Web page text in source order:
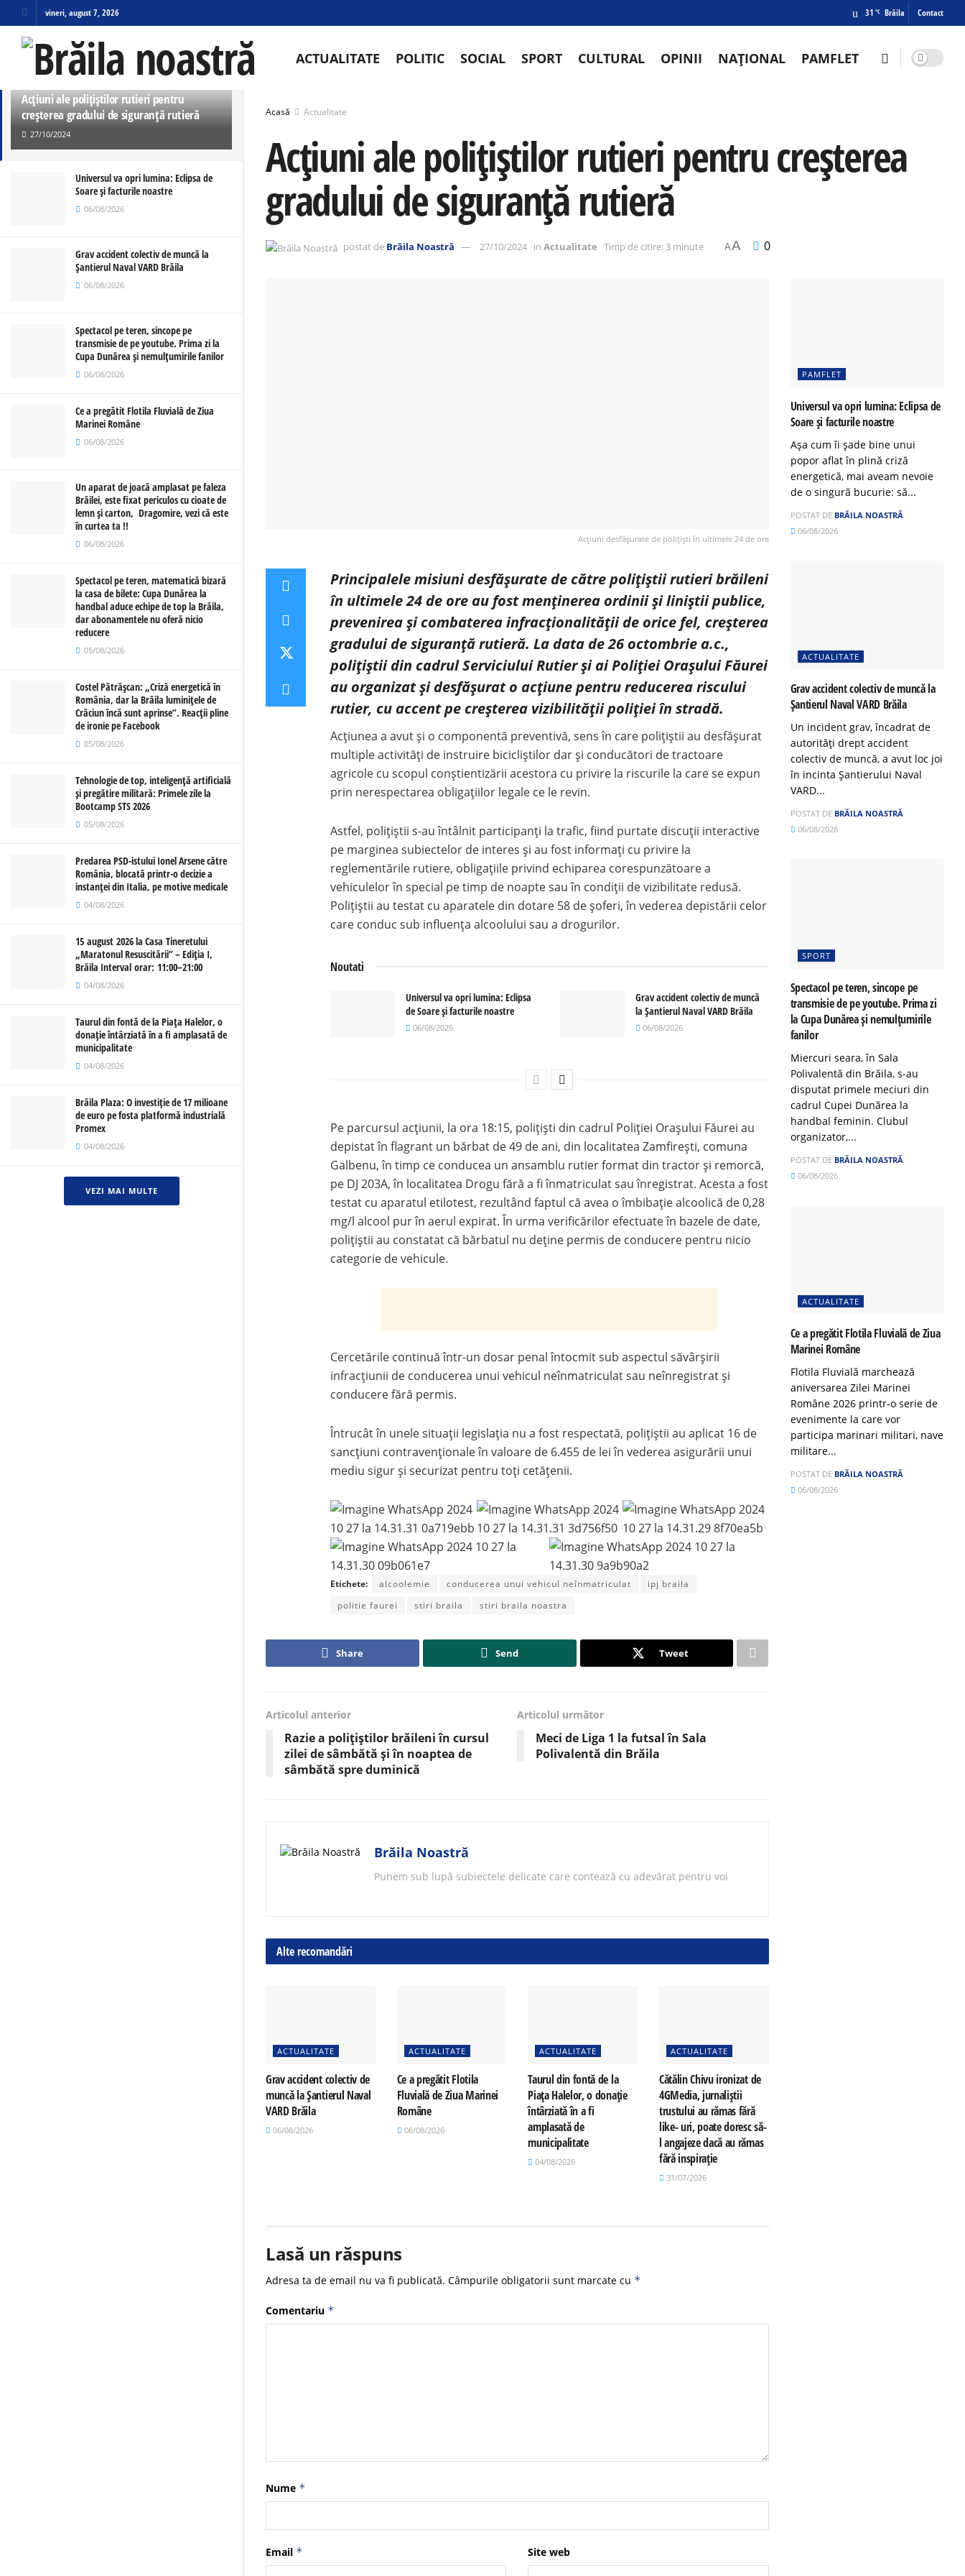
ULTIMELE TRENDING
Acțiuni ale polițiștilor rutieri pentru
creșterea gradului de siguranță rutieră
27/10/2024
Universul va opri lumina: Eclipsa de
Soare și facturile noastre
06/08/2026
Grav accident colectiv de muncă la
Șantierul Naval VARD Brăila
06/08/2026
Spectacol pe teren, sincope pe
transmisie de pe youtube. Prima zi la
Cupa Dunărea și nemulțumirile fanilor
06/08/2026
Ce a pregătit Flotila Fluvială de Ziua
Marinei Române
06/08/2026
Un aparat de joacă amplasat pe faleza
Brăilei, este fixat periculos cu cioate de
lemn și carton, Dragomire, vezi că este
în curtea ta !!
06/08/2026
Spectacol pe teren, matematică bizară
la casa de bilete: Cupa Dunărea la
handbal aduce echipe de top la Brăila,
dar abonamentele nu oferă nicio
reducere
05/08/2026
Costel Pătrășcan: „Criză energetică în
România, dar la Brăila luminițele de
Crăciun încă sunt aprinse”. Reacții pline
de ironie pe Facebook
05/08/2026
Tehnologie de top, inteligență artificială
și pregătire militară: Primele zile la
Bootcamp STS 2026
05/08/2026
Predarea PSD-istului Ionel Arsene către
România, blocată printr-o decizie a
instanței din Italia, pe motive medicale
04/08/2026
15 august 2026 la Casa Tineretului
„Maratonul Resuscitării” – Ediția I,
Brăila Interval orar: 11:00–21:00
04/08/2026
Taurul din fontă de la Piața Halelor, o
donație întârziată în a fi amplasată de
municipalitate
04/08/2026
Brăila Plaza: O investiție de 17 milioane
de euro pe fosta platformă industrială
Promex
04/08/2026
VEZI MAI MULTE
vineri, august 7, 2026 31 °C Brăila Contact
ACTUALITATE POLITIC SOCIAL SPORT CULTURAL OPINII NAȚIONAL PAMFLET
Acasă Actualitate
Acțiuni ale polițiștilor rutieri pentru creșterea
gradului de siguranță rutieră
postat de Brăila Noastră 27/10/2024 in Actualitate Timp de citire: 3 minute AA 0
Acțiuni desfășurate de polițiști în ultimele 24 de ore
Principalele misiuni desfășurate de către polițiștii rutieri brăileni
în ultimele 24 de ore au fost menținerea ordinii și liniștii publice,
prevenirea și combaterea infracționalității de orice fel, creșterea
gradului de siguranță rutieră. La data de 26 octombrie a.c.,
polițiștii din cadrul Serviciului Rutier și ai Poliției Orașului Făurei
au organizat și desfășurat o acțiune pentru reducerea riscului
rutier, cu accent pe creșterea vizibilității poliției în stradă.
Acțiunea a avut și o componentă preventivă, sens în care polițiștii au desfășurat
multiple activități de instruire bicicliștilor dar și conducători de tractoare
agricole cu scopul conștientizării acestora cu privire la riscurile la care se expun
prin nerespectarea obligațiilor legale ce le revin.
Astfel, polițiștii s-au întâlnit participanți la trafic, fiind purtate discuții interactive
pe marginea subiectelor de interes și au fost informați cu privire la
reglementările rutiere, obligațiile privind echiparea corespunzătoare a
vehiculelor în special pe timp de noapte sau în condiții de vizibilitate redusă.
Polițiștii au testat cu aparatele din dotare 58 de șoferi, în vederea depistării celor
care conduc sub influența alcoolului sau a drogurilor.
Noutati
Universul va opri lumina: Eclipsa
de Soare și facturile noastre
06/08/2026
Grav accident colectiv de muncă
la Șantierul Naval VARD Brăila
06/08/2026
Pe parcursul acțiunii, la ora 18:15, polițiști din cadrul Poliției Orașului Făurei au
depistat în flagrant un bărbat de 49 de ani, din localitatea Zamfirești, comuna
Galbenu, în timp ce conducea un ansamblu rutier format din tractor și remorcă,
pe DJ 203A, în localitatea Drogu fără a fi înmatriculat sau înregistrat. Acesta a fost
testat cu aparatul etilotest, rezultând faptul că avea o îmbibație alcoolică de 0,28
mg/l alcool pur în aerul expirat. În urma verificărilor efectuate în bazele de date,
polițiștii au constatat că bărbatul nu deține permis de conducere pentru nicio
categorie de vehicule.
Cercetările continuă într-un dosar penal întocmit sub aspectul săvârșirii
infracțiunii de conducerea unui vehicul neînmatriculat sau neînregistrat și
conducere fără permis.
Întrucât în unele situații legislația nu a fost respectată, polițiștii au aplicat 16 de
sancțiuni contravenționale în valoare de 6.455 de lei în vederea asigurării unui
mediu sigur și securizat pentru toți cetățenii.
Etichete: alcoolemie conducerea unui vehicul neînmatriculat
ipj braila
politie faurei
stiri braila stiri braila noastra
Share Send Tweet
Articolul anterior
Razie a polițiștilor brăileni în cursul
zilei de sâmbătă și în noaptea de
sâmbătă spre duminică
Articolul următor
Meci de Liga 1 la futsal în Sala
Polivalentă din Brăila
Brăila Noastră
Punem sub lupă subiectele delicate care contează cu adevărat pentru voi
Alte recomandări
ACTUALITATE
Grav accident colectiv de
muncă la Șantierul Naval
VARD Brăila
06/08/2026
ACTUALITATE
Ce a pregătit Flotila
Fluvială de Ziua Marinei
Române
06/08/2026
ACTUALITATE
Taurul din fontă de la
Piața Halelor, o donație
întârziată în a fi
amplasată de
municipalitate
04/08/2026
ACTUALITATE
Cătălin Chivu ironizat de
4GMedia, jurnaliștii
trustului au rămas fără
like- uri, poate doresc să-
l angajeze dacă au rămas
fără inspirație
31/07/2026
Lasă un răspuns
Adresa ta de email nu va fi publicată. Câmpurile obligatorii sunt marcate cu *
Comentariu *
Nume *
Email * Site web
PAMFLET
Universul va opri lumina: Eclipsa de
Soare și facturile noastre
Așa cum îi șade bine unui
popor aflat în plină criză
energetică, mai aveam nevoie
de o singură bucurie: să...
POSTAT DE BRĂILA NOASTRĂ
06/08/2026
ACTUALITATE
Grav accident colectiv de muncă la
Șantierul Naval VARD Brăila
Un incident grav, încadrat de
autorități drept accident
colectiv de muncă, a avut loc joi
în incinta Șantierului Naval
VARD...
POSTAT DE BRĂILA NOASTRĂ
06/08/2026
SPORT
Spectacol pe teren, sincope pe
transmisie de pe youtube. Prima zi
la Cupa Dunărea și nemulțumirile
fanilor
Miercuri seara, în Sala
Polivalentă din Brăila, s-au
disputat primele meciuri din
cadrul Cupei Dunărea la
handbal feminin. Clubul
organizator,...
POSTAT DE BRĂILA NOASTRĂ
06/08/2026
ACTUALITATE
Ce a pregătit Flotila Fluvială de Ziua
Marinei Române
Flotila Fluvială marchează
aniversarea Zilei Marinei
Române 2026 printr-o serie de
evenimente la care vor
participa marinari militari, nave
militare...
POSTAT DE BRĂILA NOASTRĂ
06/08/2026